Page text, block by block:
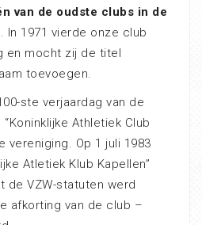
van de oudste clubs in de
. In 1971 vierde onze club
en mocht zij de titel
toevoegen.
ste verjaardag van de
Athletiek Club
vereniging. Op 1 juli 1983
Atletiek Klub Kapellen”
de VZW-statuten werd
afkorting van de club –